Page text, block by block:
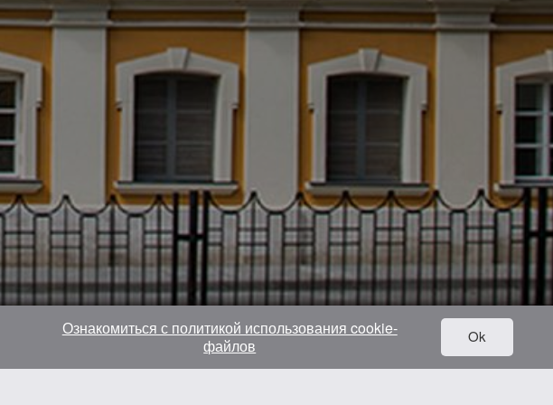
Ознакомиться с политикой использования cookie-
файлов
Ok